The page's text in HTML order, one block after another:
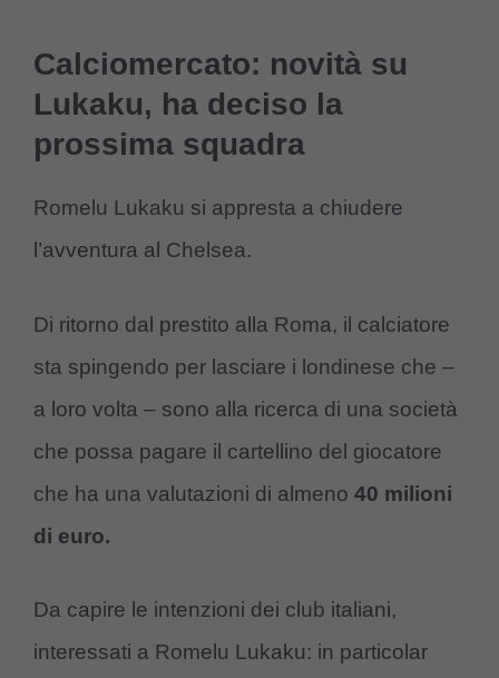
Calciomercato: novità su
Lukaku, ha deciso la
prossima squadra
Romelu Lukaku si appresta a chiudere
l’avventura al Chelsea.
Di ritorno dal prestito alla Roma, il calciatore
sta spingendo per lasciare i londinese che –
a loro volta – sono alla ricerca di una società
che possa pagare il cartellino del giocatore
che ha una valutazioni di almeno 40 milioni
di euro.
Da capire le intenzioni dei club italiani,
interessati a Romelu Lukaku: in particolar